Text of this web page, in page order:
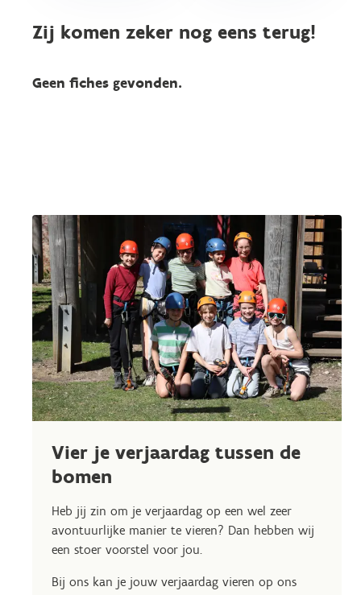
Zij komen zeker nog eens terug!
Geen fiches gevonden.
Vier je verjaardag tussen de
bomen
Heb jij zin om je verjaardag op een wel zeer
avontuurlijke manier te vieren? Dan hebben wij
een stoer voorstel voor jou.
Bij ons kan je jouw verjaardag vieren op ons